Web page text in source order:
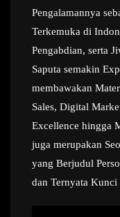
Pengalamannya
Terkemuka di
Pengabdian, serta
Saputa semakin
membawakan
Sales, Digital
Excellence hingga
juga merupakan
yang Berjudul
dan Ternyata Kunci